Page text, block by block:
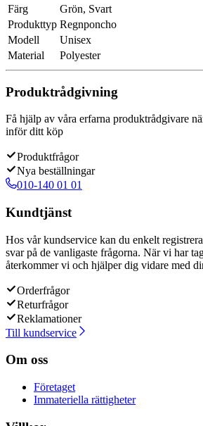
Färg
Grön, Svart
Produkttyp Regnponcho
Modell
Unisex
Material
Polyester
Produktrådgivning
Få hjälp av våra erfarna produktrådgivare
inför ditt köp
Produktfrågor
Nya beställningar
010-140 01 01
Kundtjänst
Hos vår kundservice kan du enkelt
svar på de vanligaste frågorna. När vi har
återkommer vi och hjälper dig vidare med
Orderfrågor
Returfrågor
Reklamationer
Till kundservice
Om oss
Företaget
Immateriella rättigheter